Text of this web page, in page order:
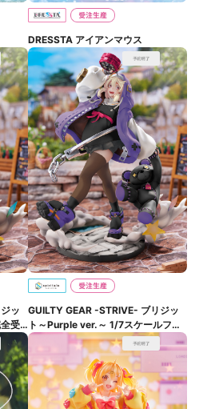
DRESSTA アイアンマウス
ッ
受
GUILTY GEAR -STRIVE- ブリジッ
ト～Purple ver.～ 1/7スケールフィ
ギュア【完全受注生産】